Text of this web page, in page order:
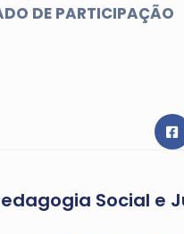
DE PARTICIPAÇÃO
Social e